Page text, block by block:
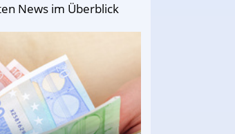
News im Überblick